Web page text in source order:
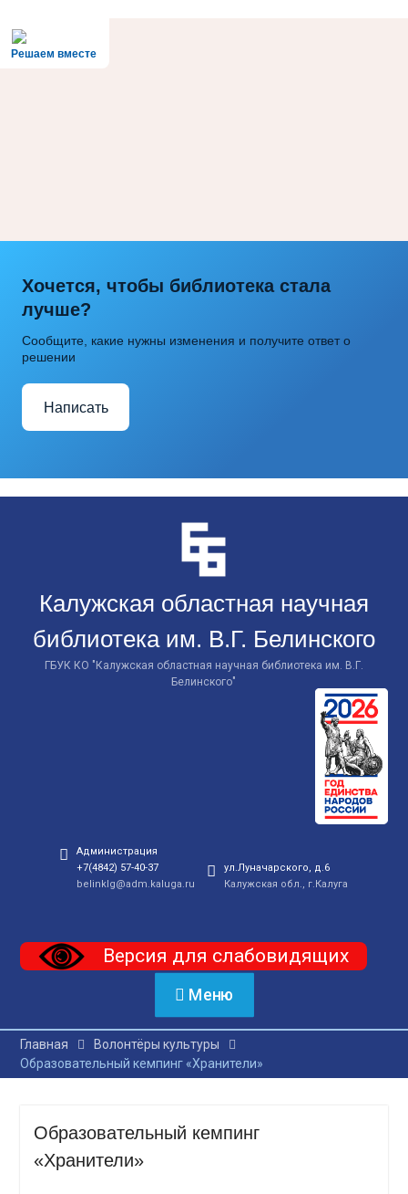
Решаем вместе
Хочется, чтобы библиотека стала
лучше?
Сообщите, какие нужны изменения и получите ответ о
решении
Написать
Калужская областная научная
библиотека им. В.Г. Белинского
ГБУК КО "Калужская областная научная библиотека им. В.Г.
Белинского"
Администрация
+7(4842) 57-40-37
belinklg@adm.kaluga.ru
ул.Луначарского, д.6
Калужская обл., г.Калуга
Версия для слабовидящих
Меню
Главная
Волонтёры культуры
Образовательный кемпинг «Хранители»
Образовательный кемпинг
«Хранители»